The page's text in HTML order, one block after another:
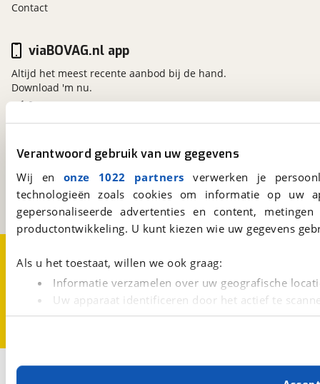
Verantwoord gebruik van uw gegevens
Wij en onze 1022 partners verwerken je
technologieën zoals cookies om informatie op
gepersonaliseerde advertenties en content,
productontwikkeling. U kunt kiezen wie uw gegevens
Als u het toestaat, willen we ook graag:
Informatie verzamelen over uw geografische
Uw apparaat identificeren door het actief te
Lees meer over hoe uw persoonlijke gegevens worden
Met cookies en vergelijkbare technieken zorgen we
Contact
Kosterijland
3981 AJ
Bunnik
Een initiatief van
BOVAG
viaBOVAG.nl app
Altijd het meest recente aanbod bij de hand.
Download 'm nu.
CookievoorkeurenVacatures